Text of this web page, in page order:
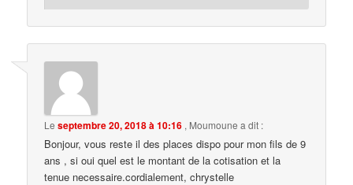
Leseptembre 20, 2018 à 10:16 , Moumoune a dit :
Bonjour, vous reste il des places dispo pour mon fils de 9
ans , si oui quel est le montant de la cotisation et la
tenue necessaire.cordialement, chrystelle